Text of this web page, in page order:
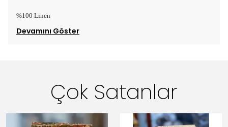
%100 Linen
Devamını Göster
Çok Satanlar